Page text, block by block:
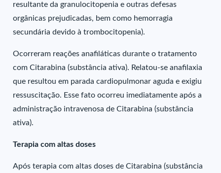
resultante da granulocitopenia e outras defesas
orgânicas prejudicadas, bem como hemorragia
secundária devido à trombocitopenia).
Ocorreram reações anafiláticas durante o tratamento
com Citarabina (substância ativa). Relatou-se anafilaxia
que resultou em parada cardiopulmonar aguda e exigiu
ressuscitação. Esse fato ocorreu imediatamente após a
administração intravenosa de Citarabina (substância
ativa).
Terapia com altas doses
Após terapia com altas doses de Citarabina (substância